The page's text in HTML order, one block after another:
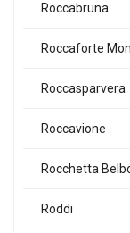
Roccabruna
Roccaforte
Roccasparvera
Roccavione
Rocchetta
Roddi